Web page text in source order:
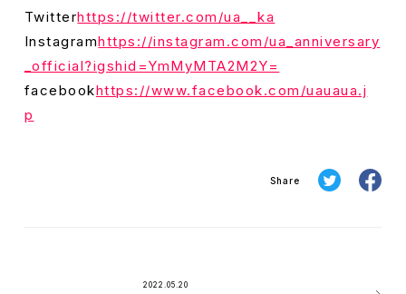
Twitterhttps://twitter.com/ua__ka
Instagramhttps://instagram.com/ua_anniversary
_official?igshid=YmMyMTA2M2Y=
facebookhttps://www.facebook.com/uauaua.j
p
Share
2022.05.20